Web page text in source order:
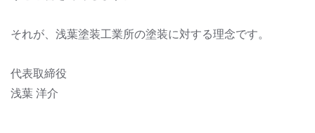
それが、浅葉塗装工業所の塗装に対する理念です。
代表取締役
浅葉 洋介